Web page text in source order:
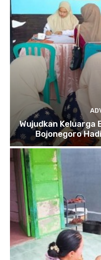
Wujudkan Keluarga
Bojonegoro